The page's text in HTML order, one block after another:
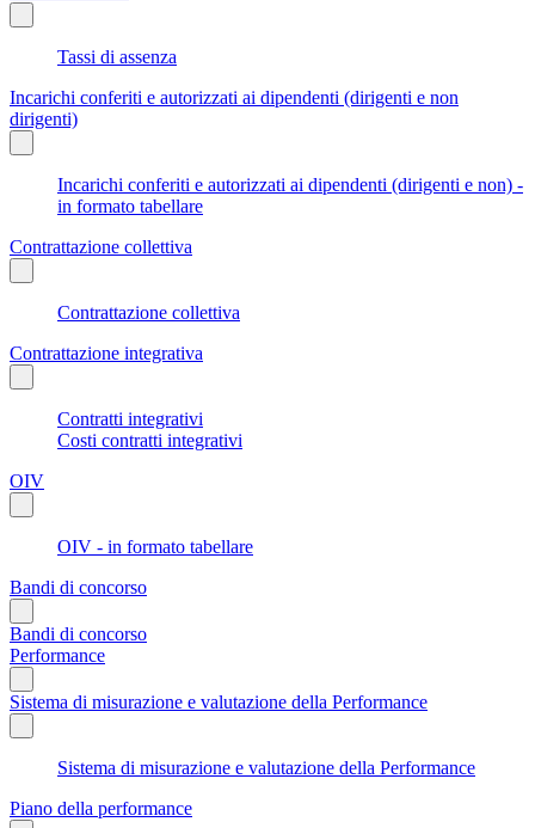
Tassi di assenza
Incarichi conferiti e autorizzati ai dipendenti (dirigenti e non
dirigenti)
Incarichi conferiti e autorizzati ai dipendenti (dirigenti e non) -
in formato tabellare
Contrattazione collettiva
Contrattazione collettiva
Contrattazione integrativa
Contratti integrativi
Costi contratti integrativi
OIV
OIV - in formato tabellare
Bandi di concorso
Bandi di concorso
Performance
Sistema di misurazione e valutazione della Performance
Sistema di misurazione e valutazione della Performance
Piano della performance